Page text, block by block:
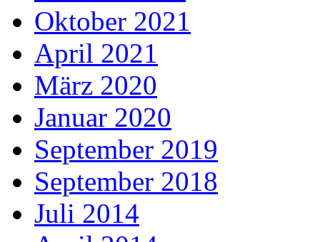
Oktober 2021
April 2021
März 2020
Januar 2020
September 2019
September 2018
Juli 2014